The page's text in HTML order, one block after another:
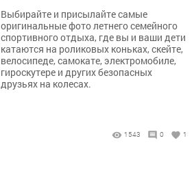
Выбирайте и присылайте самые
оригинальные фото летнего семейного
спортивного отдыха, где вы и ваши дети
катаются на роликовых коньках, скейте,
велосипеде, самокате, электромобиле,
гироскутере и других безопасных
друзьях на колесах.
1543 0 1